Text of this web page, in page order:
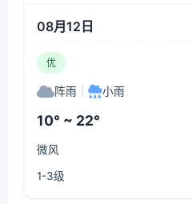
08月12日
优
阵雨 小雨
10° ~ 22°
微风
1-3级